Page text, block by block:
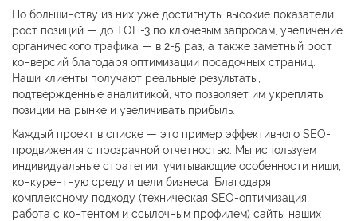
По большинству из них уже достигнуты высокие показатели:
рост позиций — до ТОП-3 по ключевым запросам, увеличение
органического трафика — в 2-5 раз, а также заметный рост
конверсий благодаря оптимизации посадочных страниц.
Наши клиенты получают реальные результаты,
подтвержденные аналитикой, что позволяет им укреплять
позиции на рынке и увеличивать прибыль.
Каждый проект в списке — это пример эффективного SEO-
продвижения с прозрачной отчетностью. Мы используем
индивидуальные стратегии, учитывающие особенности ниши,
конкурентную среду и цели бизнеса. Благодаря
комплексному подходу (техническая SEO-оптимизация,
работа с контентом и ссылочным профилем) сайты наших